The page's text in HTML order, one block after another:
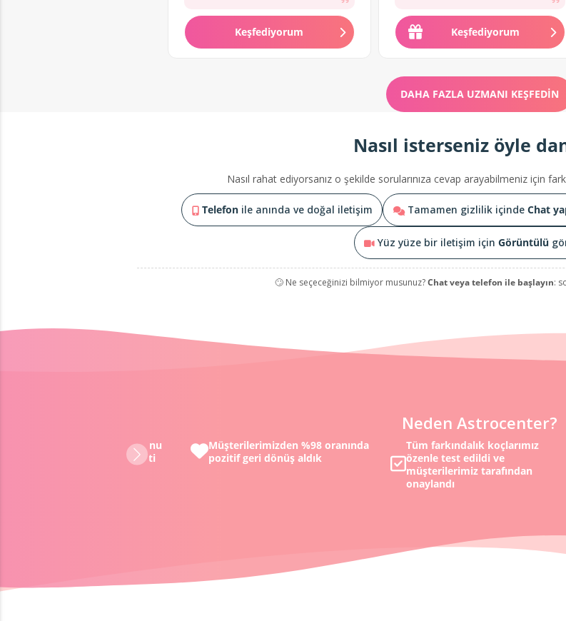
donusturdu
Keşfediyorum Keşfediyorum
DAHA FAZLA UZMANI KEŞFEDIN
Nasıl isterseniz öyle
Nasıl rahat ediyorsanız o şekilde sorularınıza cevap arayabilmeniz için
Telefonile anında ve doğal iletişim Tamamen gizlilik içinde Chat
Yüz yüze bir iletişim için Görüntülü
🙄 Ne seçeceğinizi bilmiyor musunuz?Chat veya telefon ile başlayın:
Neden Astrocenter?
Müşterilerimizden %98 oranında
Tüm farkındalık koçlarımız
özenle test edildi ve
%100 Gizli, Güvenli ve Anonim